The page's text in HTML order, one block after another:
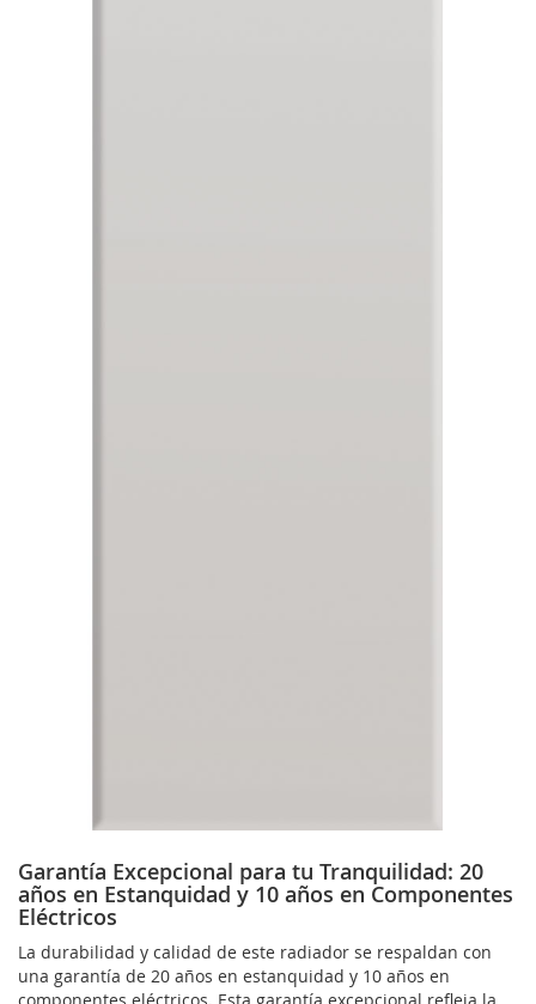
Garantía Excepcional para tu Tranquilidad: 20
años en Estanquidad y 10 años en Componentes
Eléctricos
La durabilidad y calidad de este radiador se respaldan con
una garantía de 20 años en estanquidad y 10 años en